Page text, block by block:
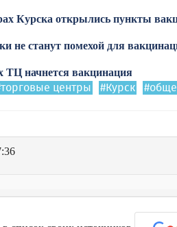
Курска открылись пункты
не станут помехой для
ТЦ начнется вакцинация
центры #Курск